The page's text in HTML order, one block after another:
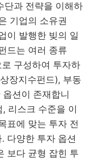
단과 전략을 이해하
기업의 소유권
이 발행한 빚의 일
드는 여러 종류
구성하여 투자하
장지수펀드), 부동
션이 존재합니
리스크 수준을 이
표에 맞는 투자 전
다양한 투자 옵션
보다 균형 잡힌 투